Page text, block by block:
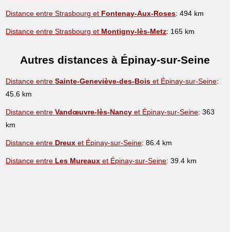
Distance entre Strasbourg et Fontenay-Aux-Roses: 494 km
Distance entre Strasbourg et Montigny-lès-Metz: 165 km
Autres distances à Épinay-sur-Seine
Distance entreSainte-Geneviève-des-Bois et Épinay-sur-Seine:
45.6 km
Distance entreVandœuvre-lès-Nancy et Épinay-sur-Seine: 363
km
Distance entre Dreux et Épinay-sur-Seine: 86.4 km
Distance entre Les Mureaux et Épinay-sur-Seine: 39.4 km